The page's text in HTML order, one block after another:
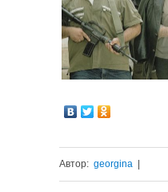
Автор: georgina